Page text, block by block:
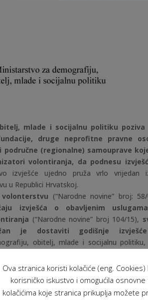
mlade i socijalnu politiku poziva
druge neprofitne pravne
(regionalne) samouprave
volontiranja, da podnesu
izvješće ujedno pruža vrlo vrijedan
u Republici Hrvatskoj.
(“Narodne novine” broj:
izvješća o obavljenim
(“Narodne novine” broj 104/15),
je dostaviti godišnje
obitelj, mlade i socijalnu politiku,
navedenoga Zakona i razvoj
vrijeme od 1. siječnja do 31. prosinca
31. ožujka 2017. godine.
Ova stranica koristi kolačiće (eng.
korisničko iskustvo i omogućila
kolačićima koje stranica prikuplja možete